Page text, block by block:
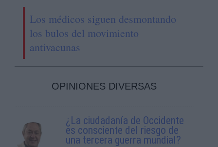
Los médicos siguen desmontando
los bulos del movimiento
antivacunas
OPINIONES DIVERSAS
¿La ciudadanía de Occidente
es consciente del riesgo de
una tercera guerra mundial?